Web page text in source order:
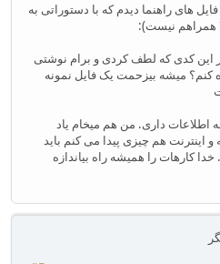
های راهنما دیدم که با دستوراتی به
همراهم نیست):
این کدی که لطف کردی و برام نوشتی
کنم؟ میشه بیزحمت یک فایل نمونه
داری. من هم میخام یاد
اینترنت هم چیزی پیدا می کنم باید
کارهات را همیشه راه بیاندازه